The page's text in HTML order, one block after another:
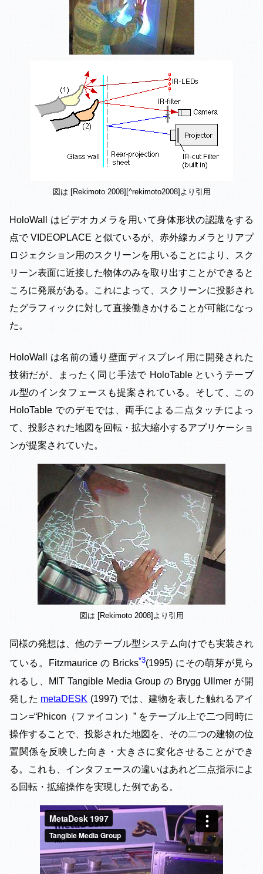
図は [Rekimoto 2008][^rekimoto2008]より引用
HoloWall はビデオカメラを用いて身体形状の認識をする
点で VIDEOPLACE と似ているが、赤外線カメラとリアプ
ロジェクション用のスクリーンを用いることにより、スク
リーン表面に近接した物体のみを取り出すことができると
ころに発展がある。これによって、スクリーンに投影され
たグラフィックに対して直接働きかけることが可能になっ
た。
HoloWall は名前の通り壁面ディスプレイ用に開発された
技術だが、まったく同じ手法で HoloTable というテーブ
ル型のインタフェースも提案されている。そして、この
HoloTable でのデモでは、両手による二点タッチによっ
て、投影された地図を回転・拡大縮小するアプリケーショ
ンが提案されていた。
図は [Rekimoto 2008]より引用
同様の発想は、他のテーブル型システム向けでも実装され
ている。Fitzmaurice の Bricks 3(1995) にその萌芽が見ら
れるし、MIT Tangible Media Group の Brygg Ullmer が開
発した metaDESK (1997) では、建物を表した触れるアイ
コン=“Phicon（ファイコン）” をテーブル上で二つ同時に
操作することで、投影された地図を、その二つの建物の位
置関係を反映した向き・大きさに変化させることができ
る。これも、インタフェースの違いはあれど二点指示によ
る回転・拡縮操作を実現した例である。